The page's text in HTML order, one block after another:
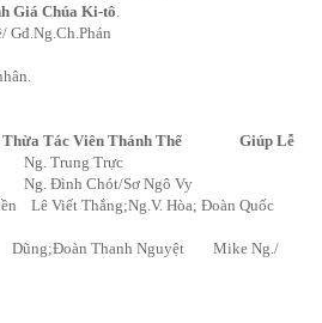
Giá Chúa Ki-tô
Tác Viên Thánh Thể
Giúp Lễ
Trung Trực
Đình Chót/Sơ Ngô Vy
Lê Viết Thắng;Ng.V. Hòa; Đoàn Quốc
Thanh Nguyệt Mike Ng./